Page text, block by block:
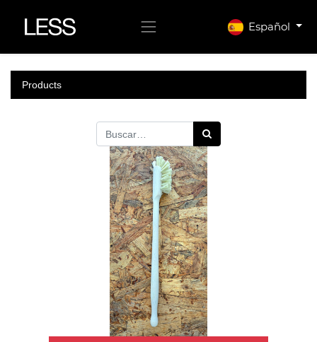
Español
Products